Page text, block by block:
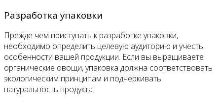
Разработка упаковки
Прежде чем приступать к разработке упаковки,
необходимо определить целевую аудиторию и учесть
особенности вашей продукции. Если вы выращиваете
органические овощи, упаковка должна соответствовать
экологическим принципам и подчеркивать
натуральность продукта.